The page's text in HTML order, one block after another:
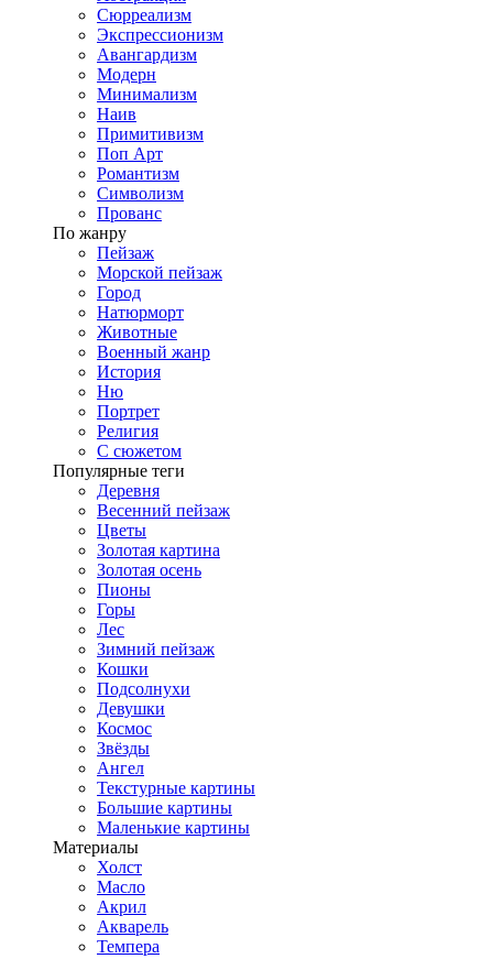
Сюрреализм
Экспрессионизм
Авангардизм
Модерн
Минимализм
Наив
Примитивизм
Поп Арт
Романтизм
Символизм
Прованс
По жанру
Пейзаж
Морской пейзаж
Город
Натюрморт
Животные
Военный жанр
История
Ню
Портрет
Религия
С сюжетом
Популярные теги
Деревня
Весенний пейзаж
Цветы
Золотая картина
Золотая осень
Пионы
Горы
Лес
Зимний пейзаж
Кошки
Подсолнухи
Девушки
Космос
Звёзды
Ангел
Текстурные картины
Большие картины
Маленькие картины
Материалы
Холст
Масло
Акрил
Акварель
Темпера